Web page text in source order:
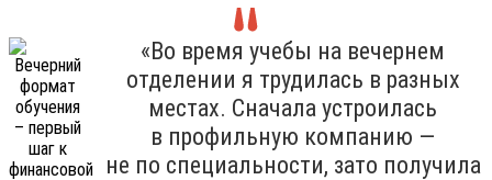
«Во время учебы на вечернем
отделении я трудилась в разных
местах. Сначала устроилась
в профильную компанию —
не по специальности, зато получила